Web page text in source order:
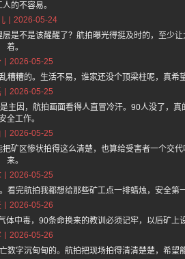
的不容易。
2026-05-24
是不是该醒醒了？航拍曝光得挺及时的，至少
着。
2026-05-25
糟的。生活不易，谁家还没个顶梁柱呢，真希
2026-05-25
主因，航拍画面看得人直冒冷汗。90人没了，真
全工作。
2026-05-25
矿区惨状拍得这么清楚，也算给受害者一个交
来。
2026-05-25
完航拍我都想给那些矿工点一排蜡烛，安全第
2026-05-26
中毒，90条命换来的教训必须记牢，以后矿上
2026-05-26
字沉甸甸的。航拍把现场拍得清清楚楚，希望